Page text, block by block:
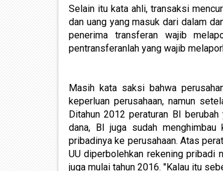
Selain itu kata ahli, transaksi
dan uang yang masuk dari dalam
penerima transferan wajib
pentransferanlah yang wajib
Masih kata saksi bahwa
keperluan perusahaan, namun
Ditahun 2012 peraturan BI
dana, BI juga sudah
pribadinya ke perusahaan. Atas
UU diperbolehkan rekening pribadi
juga mulai tahun 2016. "Kalau itu